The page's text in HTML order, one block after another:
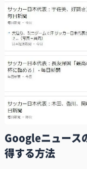
Googleニュース
得する方法